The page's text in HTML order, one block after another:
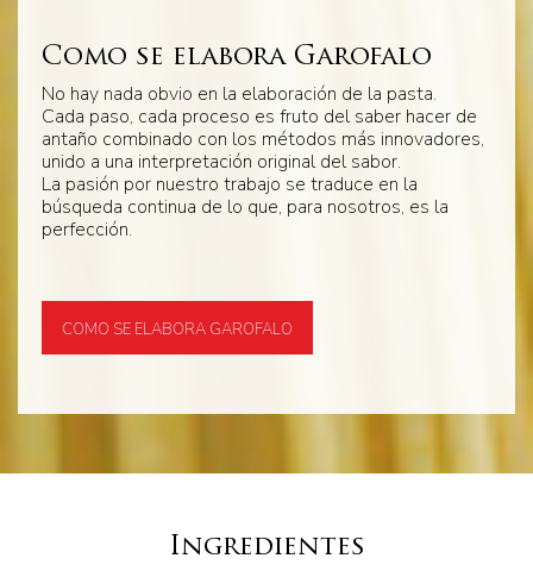
Como se elabora Garofalo
No hay nada obvio en la elaboración de la pasta.
Cada paso, cada proceso es fruto del saber hacer de
antaño combinado con los métodos más innovadores,
unido a una interpretación original del sabor.
La pasión por nuestro trabajo se traduce en la
búsqueda continua de lo que, para nosotros, es la
perfección.
COMO SE ELABORA GAROFALO
Ingredientes